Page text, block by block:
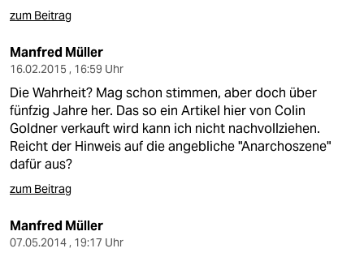
zum Beitrag
Manfred Müller
16.02.2015 , 16:59 Uhr
Die Wahrheit? Mag schon stimmen, aber doch über
fünfzig Jahre her. Das so ein Artikel hier von Colin
Goldner verkauft wird kann ich nicht nachvollziehen.
Reicht der Hinweis auf die angebliche "Anarchoszene"
dafür aus?
zum Beitrag
Manfred Müller
07.05.2014 , 19:17 Uhr